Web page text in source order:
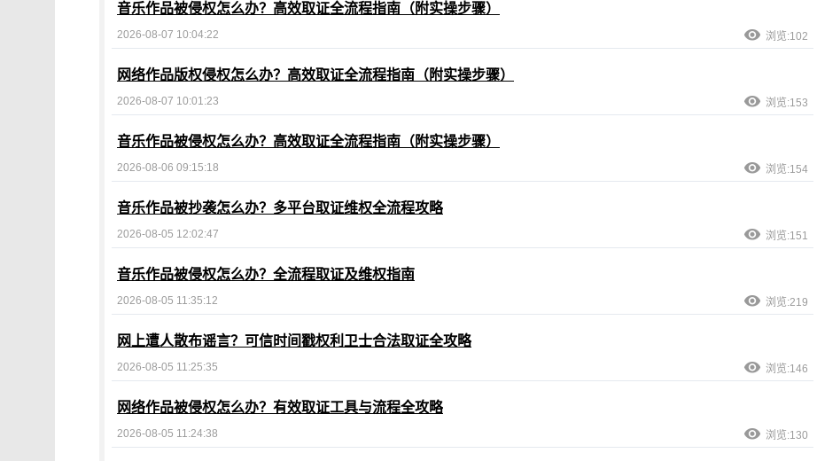
音乐作品被侵权怎么办？高效取证全流程指南（附实操步骤）
2026-08-07 10:04:22 浏览:102
网络作品版权侵权怎么办？高效取证全流程指南（附实操步骤）
2026-08-07 10:01:23 浏览:153
音乐作品被侵权怎么办？高效取证全流程指南（附实操步骤）
2026-08-06 09:15:18 浏览:154
音乐作品被抄袭怎么办？多平台取证维权全流程攻略
2026-08-05 12:02:47 浏览:151
音乐作品被侵权怎么办？全流程取证及维权指南
2026-08-05 11:35:12 浏览:219
网上遭人散布谣言？可信时间戳权利卫士合法取证全攻略
2026-08-05 11:25:35 浏览:146
网络作品被侵权怎么办？有效取证工具与流程全攻略
2026-08-05 11:24:38 浏览:130